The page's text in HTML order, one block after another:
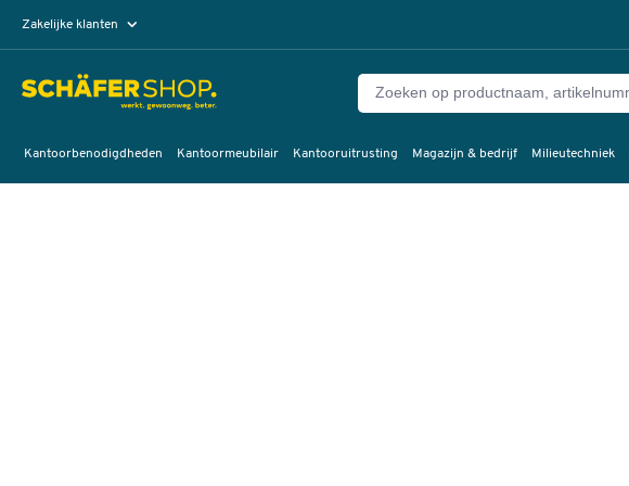
Zakelijke klanten
Kantoorbenodigdheden Kantoormeubilair Kantooruitrusting Magazijn & bedrijf Milieutechniek